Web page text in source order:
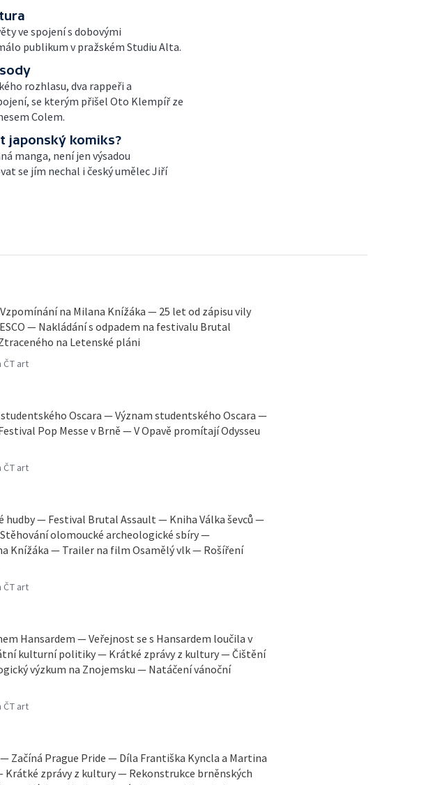
ve spojení s dobovými
publikum v pražském Studiu Alta.
rozhlasu, dva rappeři a
se kterým přišel Oto Klempíř ze
Colem.
japonský komiks?
manga, není jen výsadou
se jím nechal i český umělec Jiří
na Milana Knížáka — 25 let od zápisu vily
— Nakládání s odpadem na festivalu Brutal
na Letenské pláni
ČT art
Oscara — Význam studentského Oscara —
Pop Messe v Brně — V Opavě promítají Odysseu
ČT art
hudby — Festival Brutal Assault — Kniha Válka ševců —
olomoucké archeologické sbíry —
Knížáka — Trailer na film Osamělý vlk — Rošíření
ČT art
Hansardem — Veřejnost se s Hansardem loučila v
kulturní politiky — Krátké zprávy z kultury — Čištění
výzkum na Znojemsku — Natáčení vánoční
ČT art
Začíná Prague Pride — Díla Františka Kyncla a Martina
Krátké zprávy z kultury — Rekonstrukce brněnských